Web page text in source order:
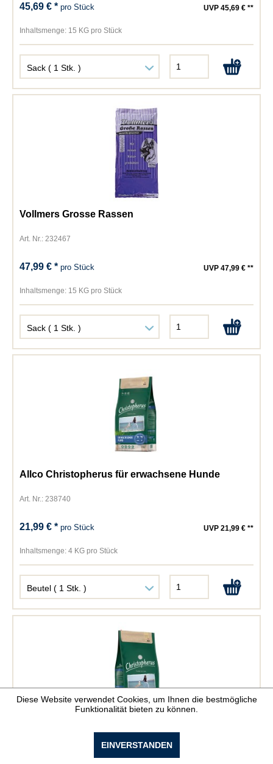
45,69 € *pro Stück UVP 45,69 € **
Inhaltsmenge: 15 KG pro Stück
Vollmers Grosse Rassen
Art. Nr.: 232467
47,99 € *pro Stück UVP 47,99 € **
Inhaltsmenge: 15 KG pro Stück
Allco Christopherus für erwachsene Hunde
Art. Nr.: 238740
21,99 € *pro Stück UVP 21,99 € **
Inhaltsmenge: 4 KG pro Stück
Allco Christopherus für erwachsene Hunde
Diese Website verwendet Cookies, um Ihnen die bestmögliche
Funktionalität bieten zu können.
EINVERSTANDEN